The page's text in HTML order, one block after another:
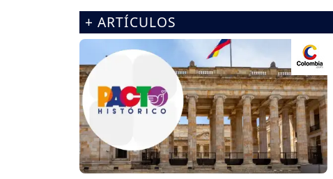
+ ARTÍCULOS